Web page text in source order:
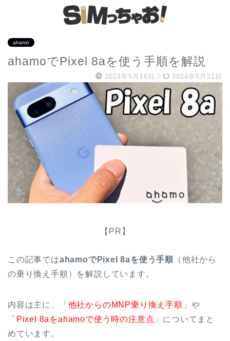
ahamo
ahamoでPixel 8aを使う手順を解説
2024年5月16日 / 2024年5月21日
【PR】
この記事ではahamoでPixel 8aを使う手順 （他社から
の乗り換え手順）を解説しています。
内容は主に、「 他社からのMNP乗り換え手順 」や
「 Pixel 8aをahamoで使う時の注意点 」についてまと
めています。